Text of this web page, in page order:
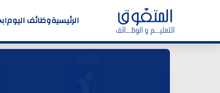
الرئيسيةوظائف اليوم